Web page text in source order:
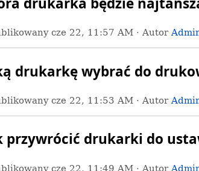
cze 22, 11:57 AM · Autor
drukarkę wybrać do
cze 22, 11:53 AM · Autor
przywrócić drukarki do
cze 22, 11:49 AM · Autor